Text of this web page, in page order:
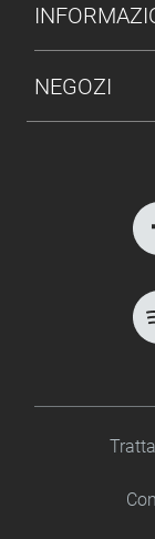
NEGOZI
Footer bottom